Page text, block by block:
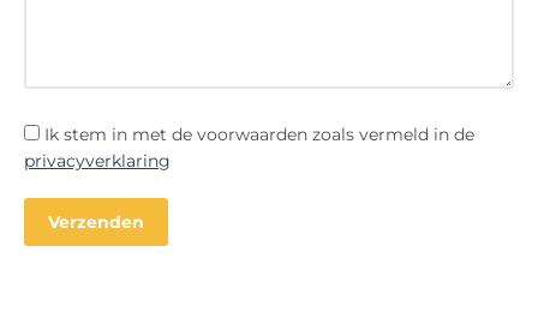
Ik stem in met de voorwaarden zoals vermeld in de
privacyverklaring